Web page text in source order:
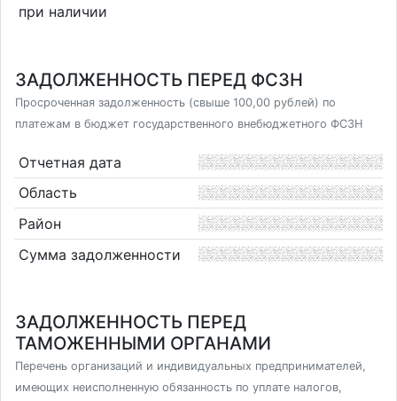
при наличии
ЗАДОЛЖЕННОСТЬ ПЕРЕД ФСЗН
Просроченная задолженность (свыше 100,00 рублей) по
платежам в бюджет государственного внебюджетного ФСЗН
Отчетная дата
Область
Район
Сумма задолженности
ЗАДОЛЖЕННОСТЬ ПЕРЕД
ТАМОЖЕННЫМИ ОРГАНАМИ
Перечень организаций и индивидуальных предпринимателей,
имеющих неисполненную обязанность по уплате налогов,